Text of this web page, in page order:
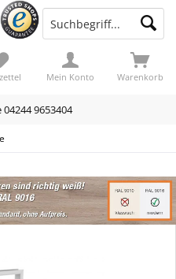
9653404
Warenkorb
Mein Konto